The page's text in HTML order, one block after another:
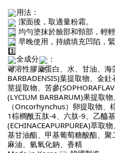
用法：
潔面後，取適量粉霜。
均勻塗抹於臉部和頸部，輕輕
早晚使用，持續填充凹陷，
全成分
：
可溶性膠原蛋白、水、甘油、海
BARBADENSIS)葉提取物、金
莖提取物、苦參
(LYCIUM BARBARUM)果提取
（Oncorhynchus）卵提取物、
1棕櫚酰五肽-4、六肽-9、乙醯
(ECHINACEAPURPUREA)萃取
基甘油酯、甲基葡萄糖酸酯、
麻油、氫氧化鈉、香精